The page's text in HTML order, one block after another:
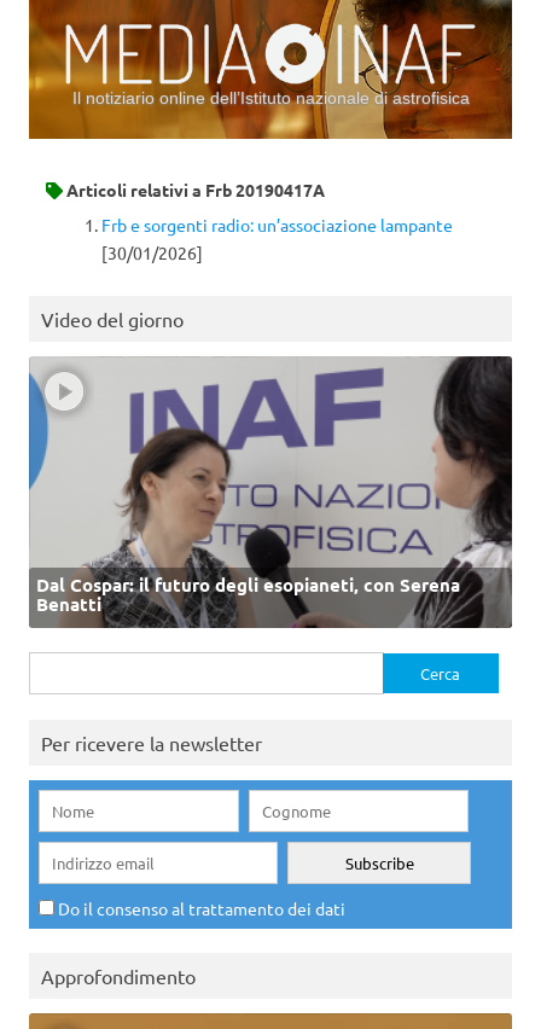
Il notiziario online dell’Istituto nazionale di astrofisica
Articoli relativi a Frb 20190417A
Frb e sorgenti radio: un’associazione lampante
[30/01/2026]
Video del giorno
Dal Cospar: il futuro degli esopianeti, con Serena
Benatti
per:
Per ricevere la newsletter
Do il consenso al trattamento dei dati
Approfondimento